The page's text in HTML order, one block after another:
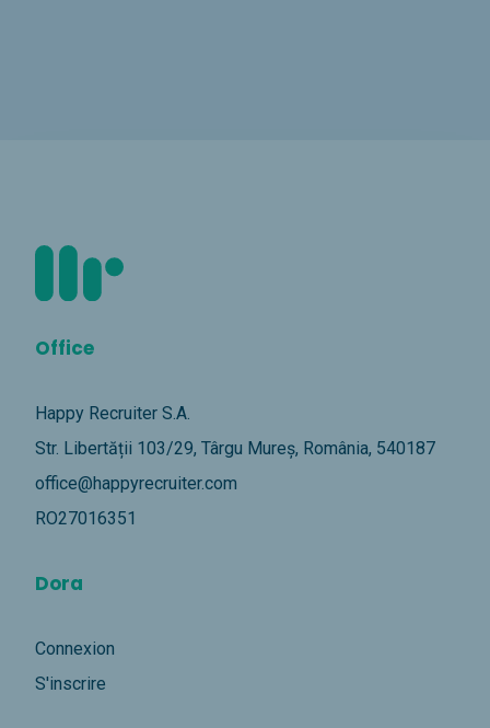
Office
Happy Recruiter S.A.
Str. Libertății 103/29, Târgu Mureș, România, 540187
office@happyrecruiter.com
RO27016351
Dora
Connexion
S'inscrire